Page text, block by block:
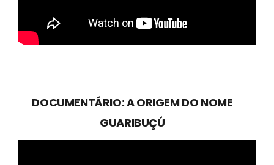
DOCUMENTÁRIO: A ORIGEM DO NOME
GUARIBUÇÚ